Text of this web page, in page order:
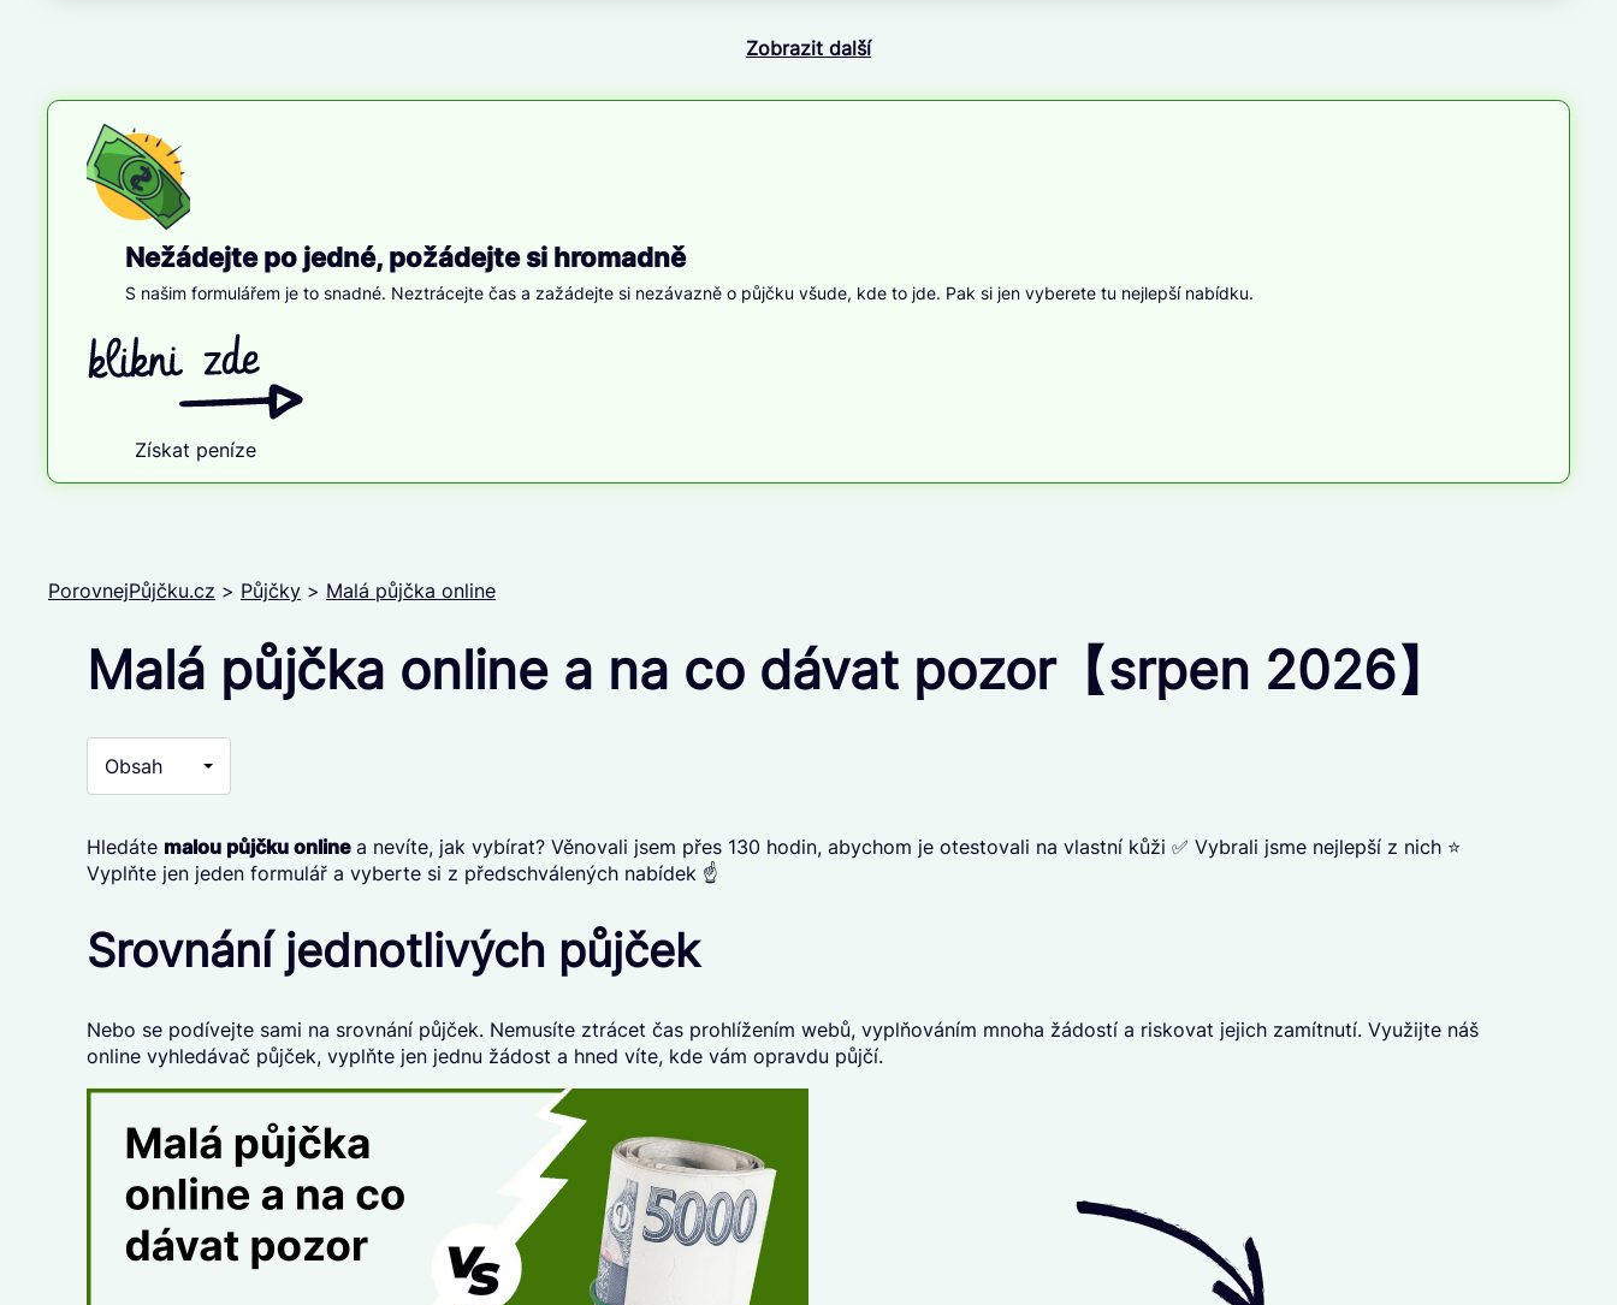
Zobrazit další
Nežádejte po jedné, požádejte si hromadně
S našim formulářem je to snadné. Neztrácejte čas a zažádejte si nezávazně o půjčku všude, kde to jde. Pak si jen vyberete tu nejlepší nabídku.
Získat peníze
PorovnejPůjčku.cz > Půjčky > Malá půjčka online
Malá půjčka online a na co dávat pozor【srpen 2026】
Obsah
Hledáte malou půjčku online a nevíte, jak vybírat? Věnovali jsem přes 130 hodin, abychom je otestovali na vlastní kůži ✅ Vybrali jsme nejlepší z nich ⭐
Vyplňte jen jeden formulář a vyberte si z předschválených nabídek ☝️
Srovnání jednotlivých půjček
Nebo se podívejte sami na srovnání půjček. Nemusíte ztrácet čas prohlížením webů, vyplňováním mnoha žádostí a riskovat jejich zamítnutí. Využijte náš
online vyhledávač půjček, vyplňte jen jednu žádost a hned víte, kde vám opravdu půjčí.